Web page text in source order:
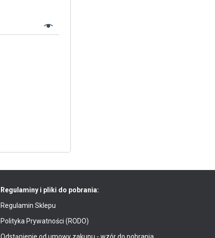
Regulaminy i pliki do pobrania:
Regulamin Sklepu
Polityka Prywatności (RODO)